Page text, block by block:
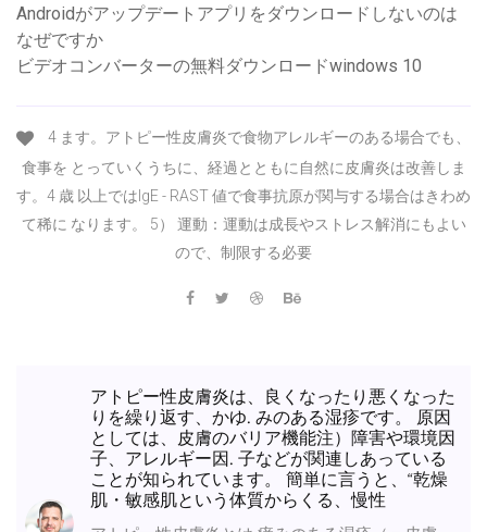
Androidがアップデートアプリをダウンロードしないのは
なぜですか
ビデオコンバーターの無料ダウンロードwindows 10
4 ます。アトピー性皮膚炎で食物アレルギーのある場合でも、
食事を とっていくうちに、経過とともに自然に皮膚炎は改善しま
す。4 歳 以上ではIgE - RAST 値で食事抗原が関与する場合はきわめ
て稀に なります。 5） 運動：運動は成長やストレス解消にもよい
ので、制限する必要
アトピー性皮膚炎は、良くなったり悪くなった
りを繰り返す、かゆ. みのある湿疹です。 原因
としては、皮膚のバリア機能注）障害や環境因
子、アレルギー因. 子などが関連しあっている
ことが知られています。 簡単に言うと、“乾燥
肌・敏感肌という体質からくる、慢性